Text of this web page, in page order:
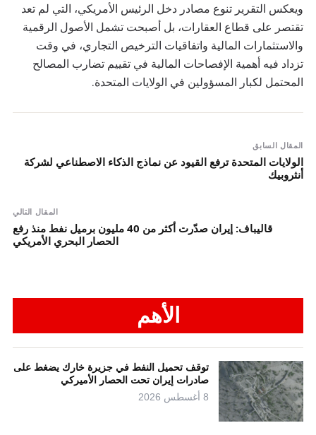
ويعكس التقرير تنوع مصادر دخل الرئيس الأمريكي، التي لم تعد
تقتصر على قطاع العقارات، بل أصبحت تشمل الأصول الرقمية
والاستثمارات المالية واتفاقيات الترخيص التجاري، في وقت
تزداد فيه أهمية الإفصاحات المالية في تقييم تضارب المصالح
المحتمل لكبار المسؤولين في الولايات المتحدة.
المقال السابق
الولايات المتحدة ترفع القيود عن نماذج الذكاء الاصطناعي لشركة
أنثروبيك
المقال التالي
قالیباف: إيران صدّرت أكثر من 40 مليون برميل نفط منذ رفع
الحصار البحري الأمريكي
الأهم
توقف تحميل النفط في جزيرة خارك يضغط على
صادرات إيران تحت الحصار الأميركي
8 أغسطس 2026